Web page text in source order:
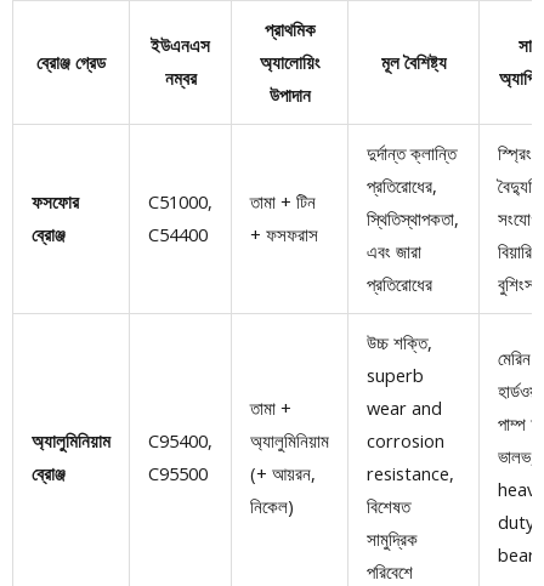
ব্রোঞ্জ গ্রেড
ইউএনএস
নম্বর
প্রাথমিক
অ্যালোয়িং
উপাদান
মূল বৈশিষ্ট্য
ফসফোর
ব্রোঞ্জ
C51000,
C54400
তামা + টিন
+ ফসফরাস
দুর্দান্ত ক্লান্তি
প্রতিরোধের,
স্থিতিস্থাপকতা,
এবং জারা
প্রতিরোধের
বুশিংস
অ্যালুমিনিয়াম
ব্রোঞ্জ
C95400,
C95500
তামা +
অ্যালুমিনিয়াম
(+ আয়রন,
নিকেল)
উচ্চ শক্তি,
superb
wear and
corrosion
resistance,
বিশেষত
সামুদ্রিক
পরিবেশে
মেরিন
পাম্প
ভালভ,
duty